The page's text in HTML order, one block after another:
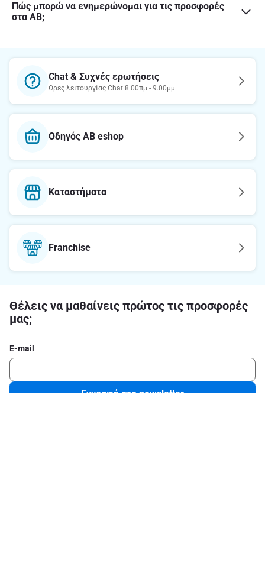
Πώς μπορώ να ενημερώνομαι για τις προσφορές
στα ΑΒ;
Chat & Συχνές ερωτήσεις
Ώρες λειτουργίας Chat 8.00πμ - 9.00μμ
Οδηγός AB eshop
Καταστήματα
Franchise
Θέλεις να μαθαίνεις πρώτος τις προσφορές
μας;
E-mail
Εγγραφή στο newsletter